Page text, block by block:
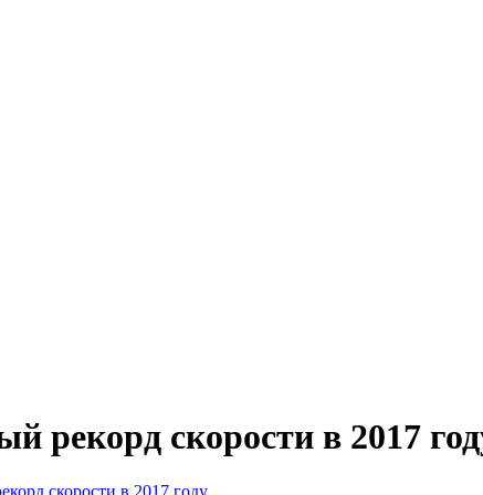
рекорд скорости в 2017
скорости в 2017 году